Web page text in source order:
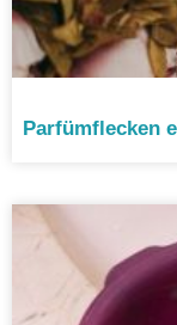
Parfümflecken